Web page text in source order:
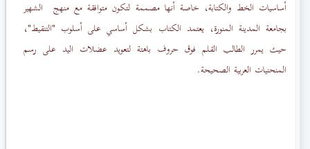
أساسيات الخط والكتابة، خاصة أنها مصممة لتكون متوافقة مع منهج
الشهير
بجامعة المدينة المنورة، يعتمد الكتاب بشكل أساسي على أسلوب "التنقيط"،
حيث يمرر الطالب القلم فوق حروف باهتة لتعويد عضلات اليد على رسم
المنحنيات العربية الصحيحة.